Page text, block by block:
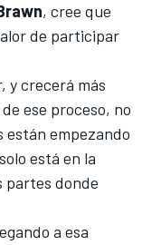
, cree que
de participar
y crecerá más
ese proceso, no
están empezando
está en la
partes donde
a esa